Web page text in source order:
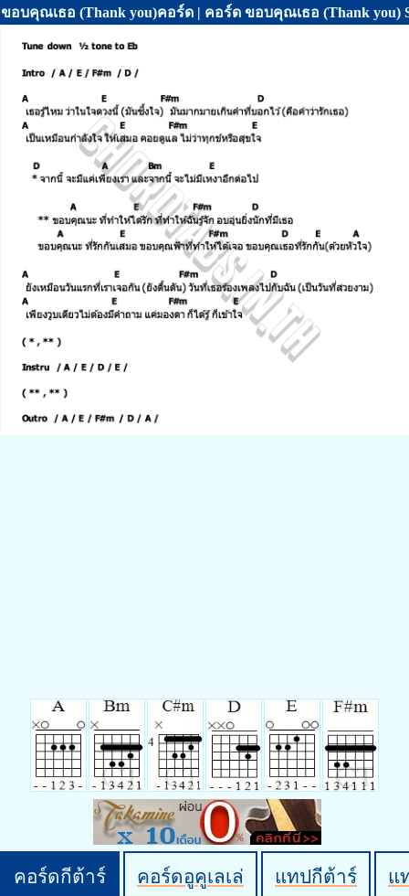
ขอบคุณเธอ (Thank you)คอร์ด | คอร์ด ขอบคุณเธอ (Thank you)
คอร์ดกีต้าร์ คอร์ดอูคูเลเล่ แทปกีต้าร์ แ